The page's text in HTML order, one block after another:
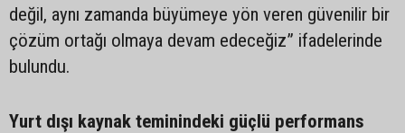
değil, aynı zamanda büyümeye yön veren güvenilir bir
çözüm ortağı olmaya devam edeceğiz” ifadelerinde
bulundu.
Yurt dışı kaynak teminindeki güçlü performans